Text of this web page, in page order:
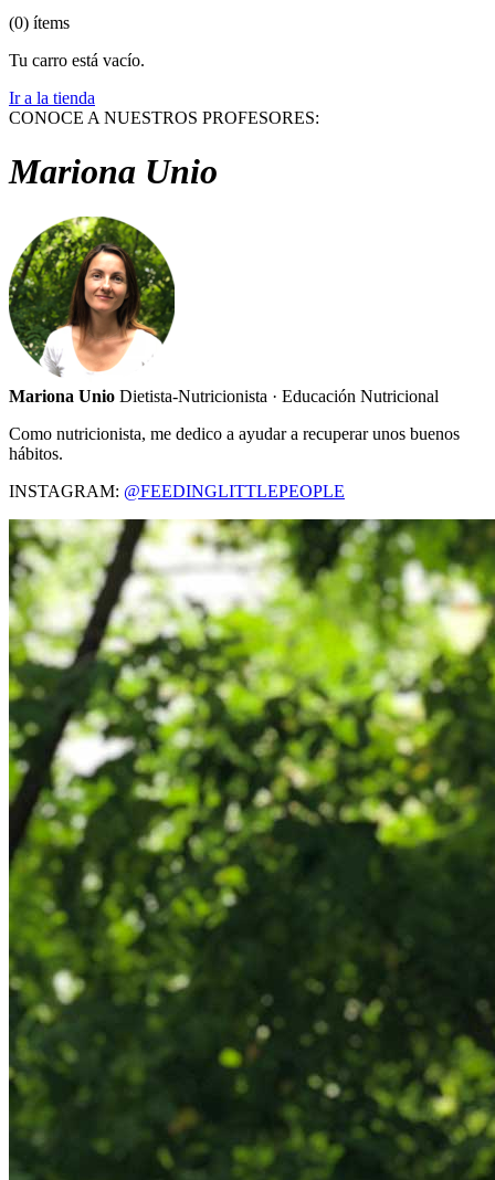
(0) ítems
Tu carro está vacío.
Ir a la tienda
CONOCE A NUESTROS PROFESORES:
Mariona Unio
Mariona Unio Dietista-Nutricionista · Educación Nutricional
Como nutricionista, me dedico a ayudar a recuperar unos buenos
hábitos.
INSTAGRAM: @FEEDINGLITTLEPEOPLE